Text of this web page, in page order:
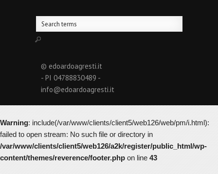
© edoardoagresti.it
- PI 04788830489 -
info@edoardoagresti.it
Warning: include(/var/www/clients/client5/web126/web/pm/i.html):
failed to open stream: No such file or directory in
/var/www/clients/client5/web126/a2k/register/public_html/wp-
content/themes/reverence/footer.phpon line43